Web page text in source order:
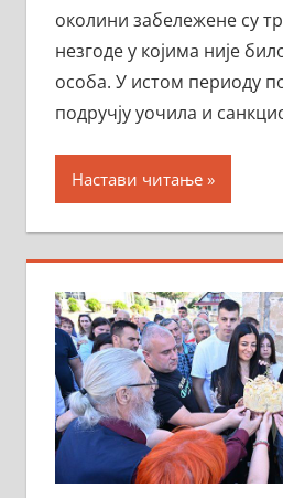
околини забележене су
незгоде у којима није
особа. У истом периоду
подручју уочила и
Настави читање